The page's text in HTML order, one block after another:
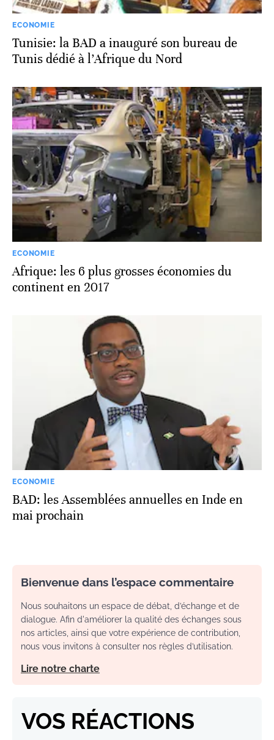
ECONOMIE
Tunisie: la BAD a inauguré son bureau de
Tunis dédié à l’Afrique du Nord
ECONOMIE
Afrique: les 6 plus grosses économies du
continent en 2017
ECONOMIE
BAD: les Assemblées annuelles en Inde en
mai prochain
Bienvenue dans l’espace commentaire
Nous souhaitons un espace de débat, d’échange et de
dialogue. Afin d'améliorer la qualité des échanges sous
nos articles, ainsi que votre expérience de contribution,
nous vous invitons à consulter nos règles d’utilisation.
Lire notre charte
VOS RÉACTIONS